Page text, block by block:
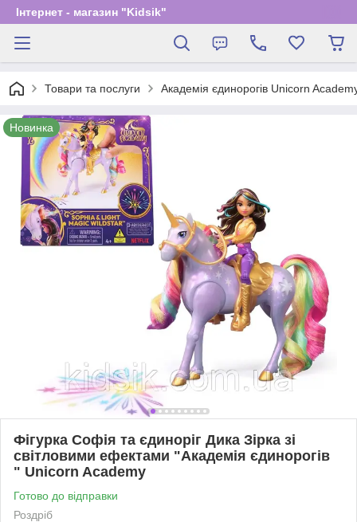
Інтернет - магазин "Kidsik"
Товари та послуги Академія єдинорогів Unicorn
Новинка
Фігурка Софія та єдиноріг Дика Зірка зі
світловими ефектами "Академія єдинорогів
" Unicorn Academy
Готово до відправки
Роздріб